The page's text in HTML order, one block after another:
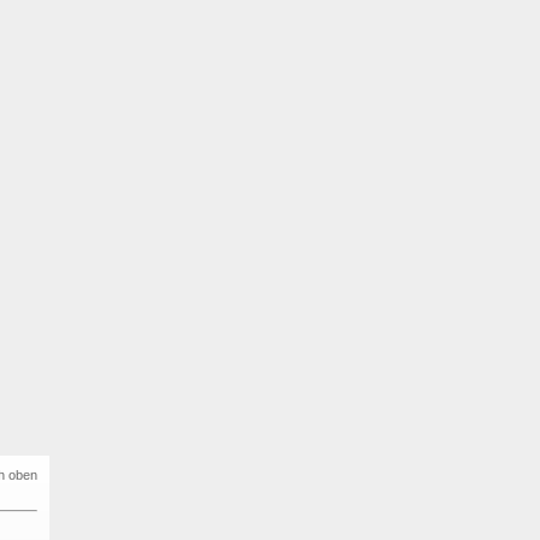
oben